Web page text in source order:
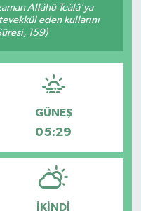
Allâhü Teâlâ'ya
eden kullarını
159)
GÜNEŞ
05:29
İKINDI